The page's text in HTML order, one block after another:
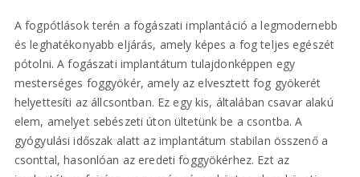
A fogpótlások terén a fogászati implantáció a legmodernebb
és leghatékonyabb eljárás, amely képes a fog teljes egészét
pótolni. A fogászati implantátum tulajdonképpen egy
mesterséges foggyökér, amely az elvesztett fog gyökerét
helyettesíti az állcsontban. Ez egy kis, általában csavar alakú
elem, amelyet sebészeti úton ültetünk be a csontba. A
gyógyulási időszak alatt az implantátum stabilan összenő a
csonttal, hasonlóan az eredeti foggyökérhez. Ezt az